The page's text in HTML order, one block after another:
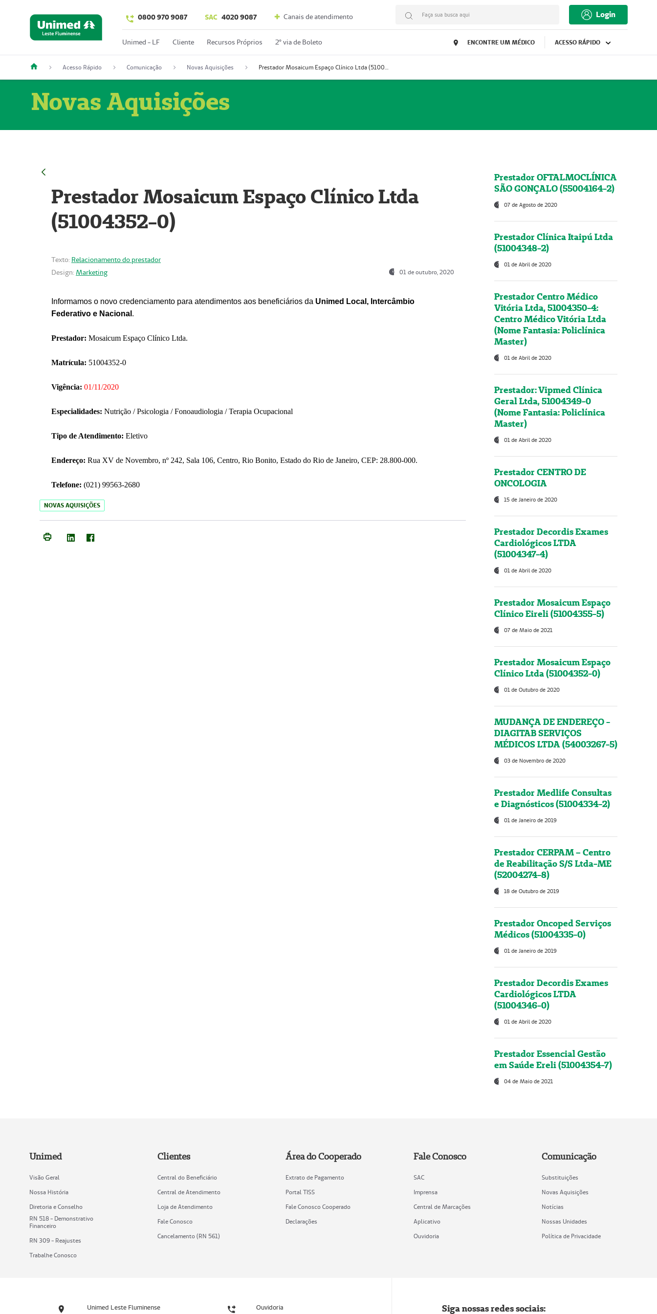
0800 970 9087 SAC 4020 9087 Canais de atendimento Faça sua busca aqui Login
Unimed - LF Cliente Recursos Próprios 2º via de Boleto ENCONTRE UM MÉDICO ACESSO RÁPIDO
Acesso Rápido Comunicação Novas Aquisições Prestador Mosaicum Espaço Clínico Ltda (51004352-0)
Novas Aquisições
Prestador Mosaicum Espaço Clínico Ltda
(51004352-0)
Texto: Relacionamento do prestador
Design: Marketing 01 de outubro, 2020
Informamos o novo credenciamento para atendimentos aos beneficiários da Unimed Local, Intercâmbio
Federativo e Nacional .
Prestador: Mosaicum Espaço Clínico Ltda.
Matrícula: 51004352-0
Vigência: 01/11/2020
Especialidades: Nutrição / Psicologia / Fonoaudiologia / Terapia Ocupacional
Tipo de Atendimento: Eletivo
Endereço: Rua XV de Novembro, nº 242, Sala 106, Centro, Rio Bonito, Estado do Rio de Janeiro, CEP: 28.800-000.
Telefone: (021) 99563-2680
NOVAS AQUISIÇÕES
Prestador OFTALMOCLÍNICA
SÃO GONÇALO (55004164-2)
07 de Agosto de 2020
Prestador Clínica Itaipú Ltda
(51004348-2)
01 de Abril de 2020
Prestador Centro Médico
Vitória Ltda, 51004350-4:
Centro Médico Vitória Ltda
(Nome Fantasia: Policlínica
Master)
01 de Abril de 2020
Prestador: Vipmed Clínica
Geral Ltda, 51004349-0
(Nome Fantasia: Policlínica
Master)
01 de Abril de 2020
Prestador CENTRO DE
ONCOLOGIA
15 de Janeiro de 2020
Prestador Decordis Exames
Cardiológicos LTDA
(51004347-4)
01 de Abril de 2020
Prestador Mosaicum Espaço
Clínico Eireli (51004355-5)
07 de Maio de 2021
Prestador Mosaicum Espaço
Clínico Ltda (51004352-0)
01 de Outubro de 2020
MUDANÇA DE ENDEREÇO -
DIAGITAB SERVIÇOS
MÉDICOS LTDA (54003267-5)
03 de Novembro de 2020
Prestador Medlife Consultas
e Diagnósticos (51004334-2)
01 de Janeiro de 2019
Prestador CERPAM – Centro
de Reabilitação S/S Ltda-ME
(52004274-8)
18 de Outubro de 2019
Prestador Oncoped Serviços
Médicos (51004335-0)
01 de Janeiro de 2019
Prestador Decordis Exames
Cardiológicos LTDA
(51004346-0)
01 de Abril de 2020
Prestador Essencial Gestão
em Saúde Ereli (51004354-7)
04 de Maio de 2021
Unimed
Visão Geral
Nossa História
Diretoria e Conselho
RN 518 - Demonstrativo
Financeiro
RN 309 - Reajustes
Trabalhe Conosco
Clientes
Central do Beneficiário
Central de Atendimento
Loja de Atendimento
Fale Conosco
Cancelamento (RN 561)
Área do Cooperado
Extrato de Pagamento
Portal TISS
Fale Conosco Cooperado
Declarações
Fale Conosco
SAC
Imprensa
Central de Marcações
Aplicativo
Ouvidoria
Comunicação
Substituições
Novas Aquisições
Notícias
Nossas Unidades
Política de Privacidade
Unimed Leste Fluminense Ouvidoria Siga nossas redes sociais: